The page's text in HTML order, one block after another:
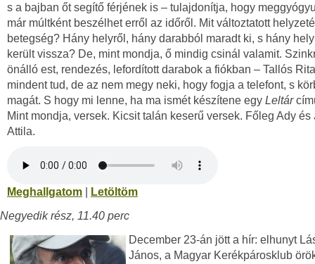
s a bajban őt segítő férjének is – tulajdonítja, hogy
már múltként beszélhet erről az időről. Mit változtatott
betegség? Hány helyről, hány darabból maradt ki, s hány
került vissza? De, mint mondja, ő mindig csinál valamit.
önálló est, rendezés, lefordított darabok a fiókban – Tallós
mindent tud, de az nem megy neki, hogy fogja a telefont, s
magát. S hogy mi lenne, ha ma ismét készítene egy Leltár
Mint mondja, versek. Kicsit talán keserű versek. Főleg Ady és
Attila.
Meghallgatom
Letöltöm
Negyedik rész, 11.40 perc
December 23-án jött a hír: elhunyt
János, a Magyar Kerékpárosklub